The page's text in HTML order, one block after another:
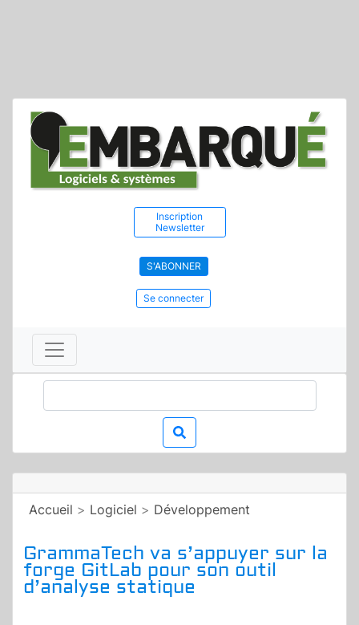
Inscription
Newsletter
S'ABONNER
Se connecter
Accueil > Logiciel > Développement
GrammaTech va s’appuyer sur la
forge GitLab pour son outil
d’analyse statique